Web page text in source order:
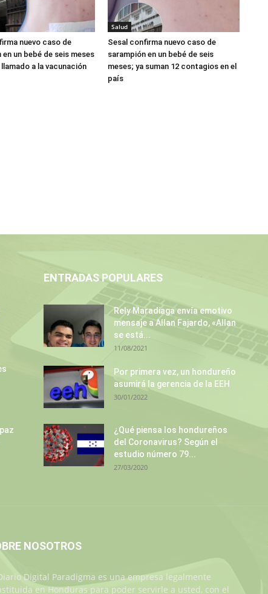
nuevo caso de
en un bebé de seis meses
a la vacunación
Salud
Sesal confirma nuevo caso de
sarampión en un bebé de seis
meses; ya suman 12 contagios en el
país
ENTRADAS POPULARES
Rely Maradiaga envía emotivo
mensaje a Allan Fajardo, «Allan
se está...
11/08/2021
Por primera vez, un hondureño
asumirá la gerencia de la EEH
30/01/2022
¿Qué piensa los hondureños
del Coronavirus? Según el
estudio número 79...
27/03/2020
NOSOTROS
Digital Paradigma es una empresa legalmente
en Honduras para poder servirle a usted, con el